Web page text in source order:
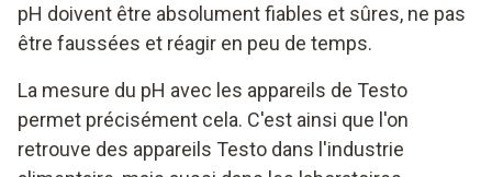
pH doivent être absolument fiables et sûres, ne pas
être faussées et réagir en peu de temps.
La mesure du pH avec les appareils de Testo
permet précisément cela. C'est ainsi que l'on
retrouve des appareils Testo dans l'industrie